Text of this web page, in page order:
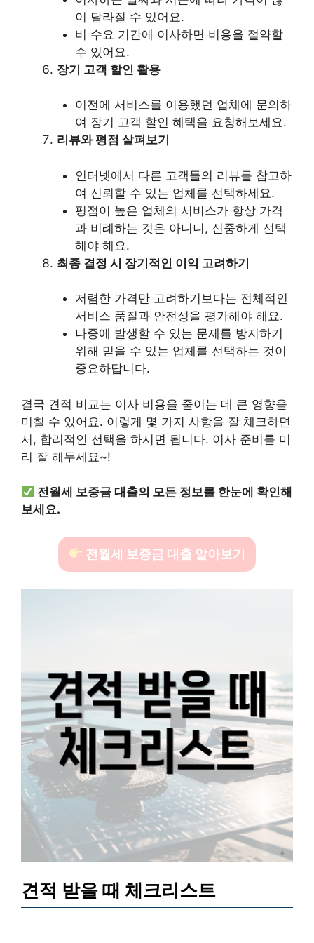
이 달라질 수 있어요.
비 수요 기간에 이사하면 비용을 절약할
수 있어요.
장기 고객 할인 활용
이전에 서비스를 이용했던 업체에 문의하
여 장기 고객 할인 혜택을 요청해보세요.
리뷰와 평점 살펴보기
인터넷에서 다른 고객들의 리뷰를 참고하
여 신뢰할 수 있는 업체를 선택하세요.
평점이 높은 업체의 서비스가 항상 가격
과 비례하는 것은 아니니, 신중하게 선택
해야 해요.
최종 결정 시 장기적인 이익 고려하기
저렴한 가격만 고려하기보다는 전체적인
서비스 품질과 안전성을 평가해야 해요.
나중에 발생할 수 있는 문제를 방지하기
위해 믿을 수 있는 업체를 선택하는 것이
중요하답니다.
결국 견적 비교는 이사 비용을 줄이는 데 큰 영향을
미칠 수 있어요. 이렇게 몇 가지 사항을 잘 체크하면
서, 합리적인 선택을 하시면 됩니다. 이사 준비를 미
리 잘 해두세요~!
전월세 보증금 대출의 모든 정보를 한눈에 확인해
보세요.
전월세 보증금 대출 알아보기
견적 받을 때 체크리스트